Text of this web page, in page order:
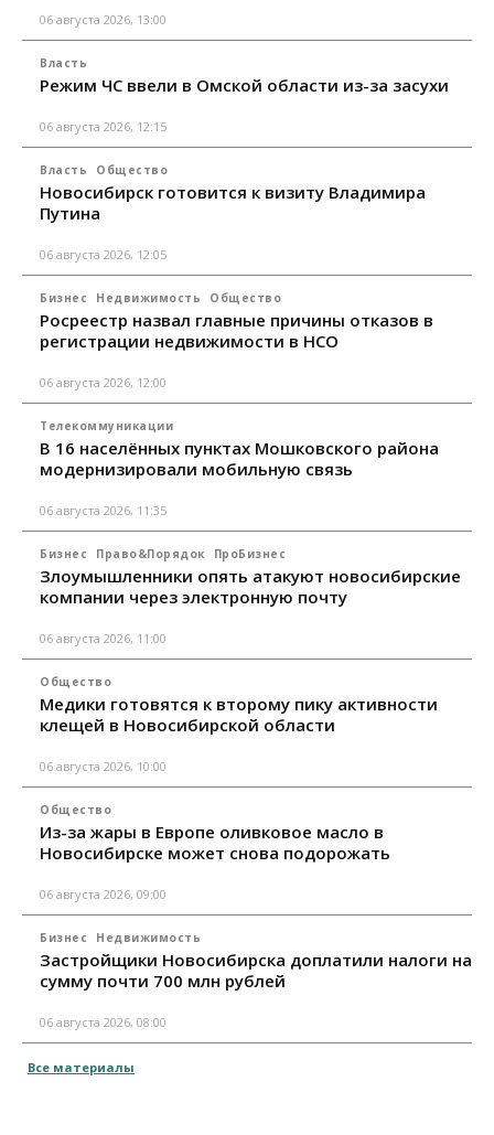
06 августа 2026, 13:00
Власть
Режим ЧС ввели в Омской области из-за засухи
06 августа 2026, 12:15
Власть Общество
Новосибирск готовится к визиту Владимира
Путина
06 августа 2026, 12:05
Бизнес Недвижимость Общество
Росреестр назвал главные причины отказов в
регистрации недвижимости в НСО
06 августа 2026, 12:00
Телекоммуникации
В 16 населённых пунктах Мошковского района
модернизировали мобильную связь
06 августа 2026, 11:35
Бизнес Право&Порядок ПроБизнес
Злоумышленники опять атакуют новосибирские
компании через электронную почту
06 августа 2026, 11:00
Общество
Медики готовятся к второму пику активности
клещей в Новосибирской области
06 августа 2026, 10:00
Общество
Из-за жары в Европе оливковое масло в
Новосибирске может снова подорожать
06 августа 2026, 09:00
Бизнес Недвижимость
Застройщики Новосибирска доплатили налоги на
сумму почти 700 млн рублей
06 августа 2026, 08:00
Все материалы